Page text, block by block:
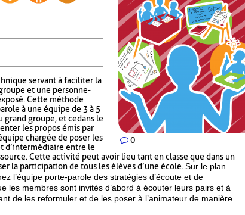
0
servant à faciliter la
et une personne-
Cette méthode
à une équipe de 3 à 5
groupe, et ce dans le
les propos émis par
chargée de poser les
d’intermédiaire entre le
Cette activité peut avoir lieu tant en classe que dans un
la participation de tous les élèves d’une école.Sur le plan
l’équipe porte-parole des stratégies d’écoute et de
les membres sont invités d’abord à écouter leurs pairs et à
de les reformuler et de les poser à l’animateur de manière